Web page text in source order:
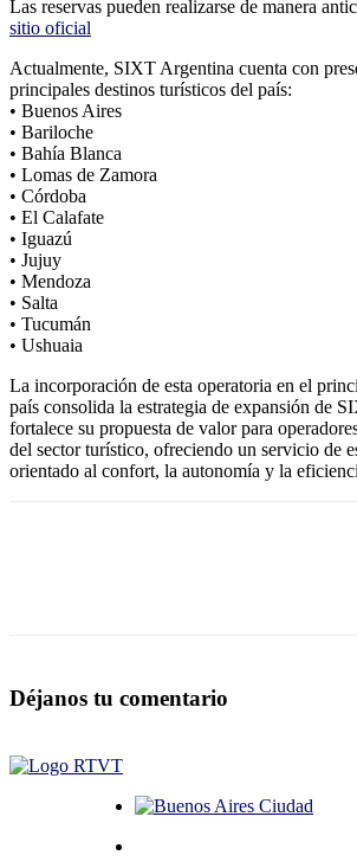
Las reservas pueden realizarse de manera
sitio oficial
Actualmente, SIXT Argentina cuenta con
principales destinos turísticos del país:
• Buenos Aires
• Bariloche
• Bahía Blanca
• Lomas de Zamora
• Córdoba
• El Calafate
• Iguazú
• Jujuy
• Mendoza
• Salta
• Tucumán
• Ushuaia
La incorporación de esta operatoria en el
país consolida la estrategia de expansión de
fortalece su propuesta de valor para
del sector turístico, ofreciendo un servicio de
orientado al confort, la autonomía y la
Déjanos tu comentario